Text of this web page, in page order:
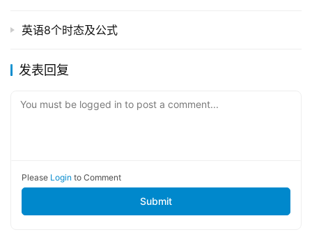
英语8个时态及公式
发表回复
You must be logged in to post a comment...
Please Login to Comment
Submit